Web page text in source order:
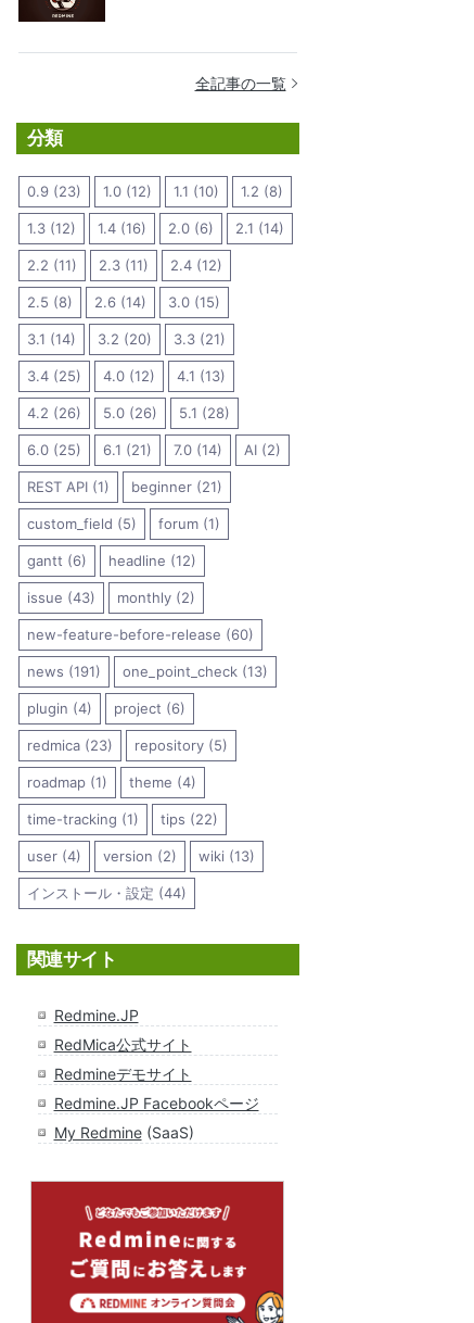
全記事の一覧
分類
0.9 (23) 1.0 (12) 1.1 (10) 1.2 (8)
1.3 (12) 1.4 (16) 2.0 (6) 2.1 (14)
2.2 (11) 2.3 (11) 2.4 (12)
2.5 (8) 2.6 (14) 3.0 (15)
3.1 (14) 3.2 (20) 3.3 (21)
3.4 (25) 4.0 (12) 4.1 (13)
4.2 (26) 5.0 (26) 5.1 (28)
6.0 (25) 6.1 (21) 7.0 (14) AI (2)
REST API (1) beginner (21)
custom_field (5) forum (1)
gantt (6) headline (12)
issue (43) monthly (2)
new-feature-before-release (60)
news (191) one_point_check (13)
plugin (4) project (6)
redmica (23) repository (5)
roadmap (1) theme (4)
time-tracking (1) tips (22)
user (4) version (2) wiki (13)
インストール・設定 (44)
関連サイト
Redmine.JP
RedMica公式サイト
Redmineデモサイト
Redmine.JP Facebookページ
My Redmine(SaaS)